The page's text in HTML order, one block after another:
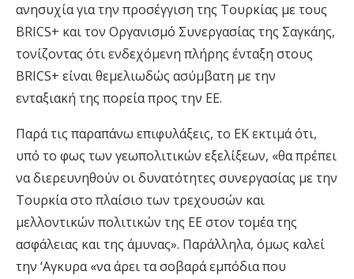
ανησυχία για την προσέγγιση της Τουρκίας με τους
BRICS+ και τον Οργανισμό Συνεργασίας της Σαγκάης,
τονίζοντας ότι ενδεχόμενη πλήρης ένταξη στους
BRICS+ είναι θεμελιωδώς ασύμβατη με την
ενταξιακή της πορεία προς την ΕΕ.
Παρά τις παραπάνω επιφυλάξεις, το ΕΚ εκτιμά ότι,
υπό το φως των γεωπολιτικών εξελίξεων, «θα πρέπει
να διερευνηθούν οι δυνατότητες συνεργασίας με την
Τουρκία στο πλαίσιο των τρεχουσών και
μελλοντικών πολιτικών της ΕΕ στον τομέα της
ασφάλειας και της άμυνας». Παράλληλα, όμως καλεί
την ‘Αγκυρα «να άρει τα σοβαρά εμπόδια που